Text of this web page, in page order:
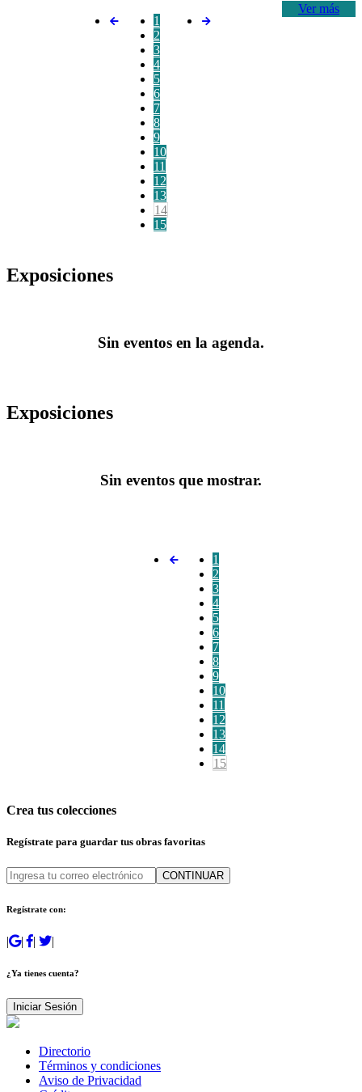
Ver más
1
2
3
4
5
6
7
8
9
10
11
12
13
14
15
Exposiciones
Sin eventos en la agenda.
Exposiciones
Sin eventos que mostrar.
1
2
3
4
5
6
7
8
9
10
11
12
13
14
15
Crea tus colecciones
Regístrate para guardar tus obras favoritas
CONTINUAR
Regístrate con:
| | | |
¿Ya tienes cuenta?
Iniciar Sesión
Directorio
Términos y condiciones
Aviso de Privacidad